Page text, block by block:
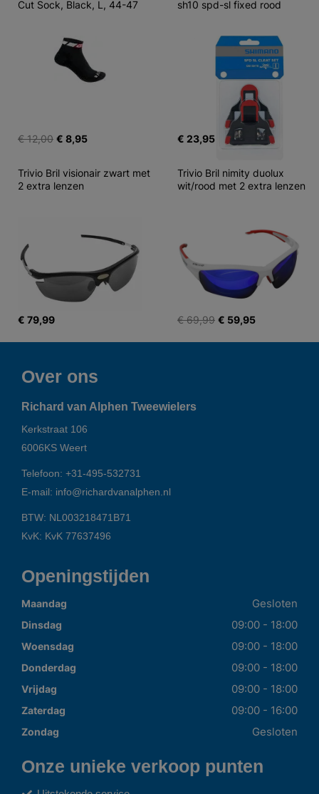
Cut Sock, Black, L, 44-47
€ 12,00 € 8,95
sh10 spd-sl fixed rood
€ 23,95
Trivio Bril visionair zwart met
2 extra lenzen
€ 79,99
Trivio Bril nimity duolux
wit/rood met 2 extra lenzen
€ 69,99 € 59,95
Over ons
Richard van Alphen Tweewielers
Kerkstraat 106
6006KS Weert
Telefoon: +31-495-532731
E-mail: info@richardvanalphen.nl
BTW: NL003218471B71
KvK: KvK 77637496
Openingstijden
Maandag Gesloten
Dinsdag 09:00 - 18:00
Woensdag 09:00 - 18:00
Donderdag 09:00 - 18:00
Vrijdag 09:00 - 18:00
Zaterdag 09:00 - 16:00
Zondag Gesloten
Onze unieke verkoop punten